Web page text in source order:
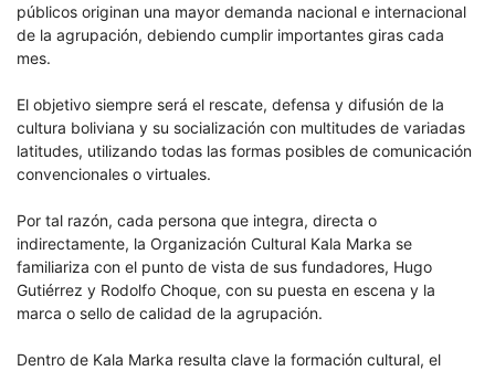
públicos originan una mayor demanda nacional e internacional
de la agrupación, debiendo cumplir importantes giras cada
mes.
El objetivo siempre será el rescate, defensa y difusión de la
cultura boliviana y su socialización con multitudes de variadas
latitudes, utilizando todas las formas posibles de comunicación
convencionales o virtuales.
Por tal razón, cada persona que integra, directa o
indirectamente, la Organización Cultural Kala Marka se
familiariza con el punto de vista de sus fundadores, Hugo
Gutiérrez y Rodolfo Choque, con su puesta en escena y la
marca o sello de calidad de la agrupación.
Dentro de Kala Marka resulta clave la formación cultural, el